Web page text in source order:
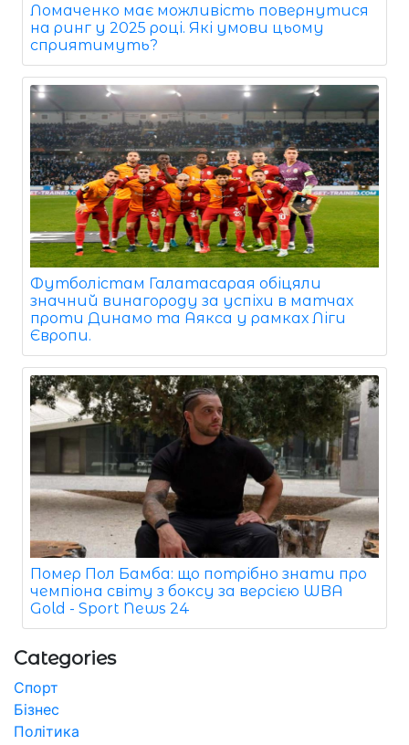
Ломаченко має можливість повернутися
на ринг у 2025 році. Які умови цьому
сприятимуть?
Футболістам Галатасарая обіцяли
значний винагороду за успіхи в матчах
проти Динамо та Аякса у рамках Ліги
Європи.
Помер Пол Бамба: що потрібно знати про
чемпіона світу з боксу за версією WBA
Gold - Sport News 24
Categories
Спорт
Бізнес
Політика